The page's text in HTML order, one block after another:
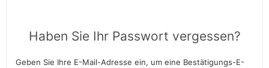
Haben Sie Ihr Passwort vergessen?
Geben Sie Ihre E-Mail-Adresse ein, um eine Bestätigungs-E-